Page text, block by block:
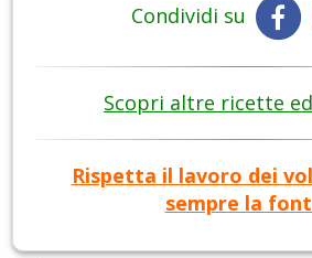
Condividi su
Scopri altre ricette
Rispetta il lavoro dei
sempre la